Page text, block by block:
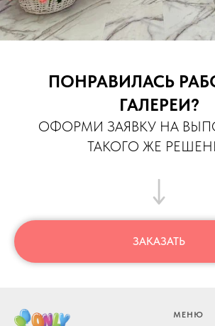
ПОНРАВИЛАСЬ
ГАЛЕРЕИ?
ОФОРМИ ЗАЯВКУ НА
ТАКОГО ЖЕ
ЗАКАЗАТЬ
МЕНЮ